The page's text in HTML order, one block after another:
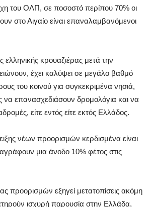
του ΟΛΠ, σε ποσοστό περίπου 70% οι
στο Αιγαίο είναι επαναλαμβανόμενοι
ελληνικής κρουαζιέρας μετά την
έχει καλύψει σε μεγάλο βαθμό
του κοινού για συγκεκριμένα νησιά,
να επανασχεδιάσουν δρομολόγια και να
είτε εντός είτε εκτός Ελλάδος.
νέων προορισμών κερδισμένα είναι
μια άνοδο 10% φέτος στις
προορισμών εξηγεί μετατοπίσεις ακόμη
ισχυρή παρουσία στην Ελλάδα,